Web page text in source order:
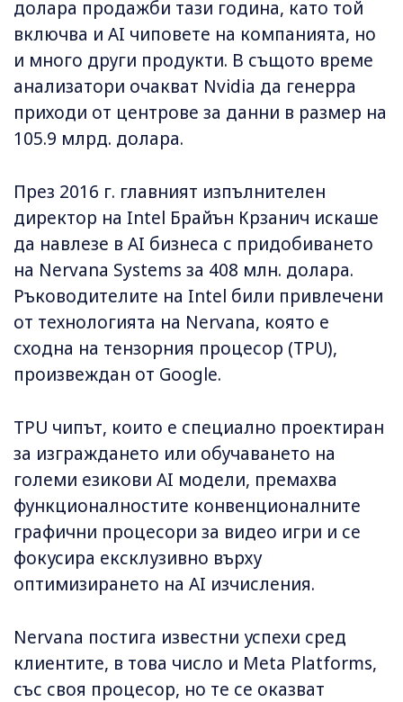
долара продажби тази година, като той
включва и AI чиповете на компанията, но
и много други продукти. В същото време
анализатори очакват Nvidia да генерра
приходи от центрове за данни в размер на
105.9 млрд. долара.
През 2016 г. главният изпълнителен
директор на Intel Брайън Крзанич искаше
да навлезе в AI бизнеса с придобиването
на Nervana Systems за 408 млн. долара.
Ръководителите на Intel били привлечени
от технологията на Nervana, която е
сходна на тензорния процесор (TPU),
произвеждан от Google.
TPU чипът, които е специално проектиран
за изграждането или обучаването на
големи езикови AI модели, премахва
функционалностите конвенционалните
графични процесори за видео игри и се
фокусира ексклузивно върху
оптимизирането на AI изчисления.
Nervana постига известни успехи сред
клиентите, в това число и Meta Platforms,
със своя процесор, но те се оказват